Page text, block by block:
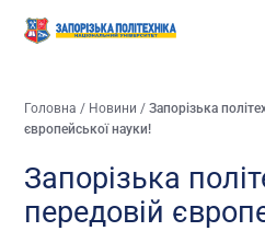
Головна / Новини /Запорізька
європейської науки!
Запорізька
передовій